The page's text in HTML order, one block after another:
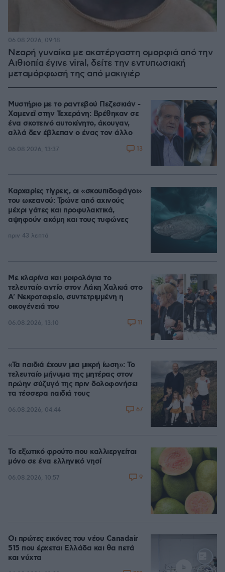
Νεαρή γυναίκα με ακατέργαστη ομορφιά από την
Αιθιοπία έγινε viral, δείτε την εντυπωσιακή
μεταμόρφωσή της από μακιγιέρ
06.08.2026, 09:18
Μυστήριο με το ραντεβού Πεζεσκιάν -
Χαμενεϊ στην Τεχεράνη: Βρέθηκαν σε
ένα σκοτεινό αυτοκίνητο, άκουγαν,
αλλά δεν έβλεπαν ο ένας τον άλλο
06.08.2026, 13:37 13
Καρχαρίες τίγρεις, οι «σκουπιδοφάγοι»
του ωκεανού: Τρώνε από αχινούς
μέχρι γάτες και προφυλακτικά,
αψηφούν ακόμη και τους τυφώνες
πριν 43 λεπτά
Με κλαρίνα και μοιρολόγια το
τελευταίο αντίο στον Λάκη Χαλκιά στο
A' Νεκροταφείο, συντετριμμένη η
οικογένειά του
06.08.2026, 13:10 11
«Τα παιδιά έχουν μια μικρή ίωση»: Το
τελευταίο μήνυμα της μητέρας στον
πρώην σύζυγό της πριν δολοφονήσει
τα τέσσερα παιδιά τους
06.08.2026, 04:44 67
Το εξωτικό φρούτο που καλλιεργείται
μόνο σε ένα ελληνικό νησί
06.08.2026, 10:57 9
Οι πρώτες εικόνες του νέου Canadair
515 που έρχεται Ελλάδα και θα πετά
και νύχτα